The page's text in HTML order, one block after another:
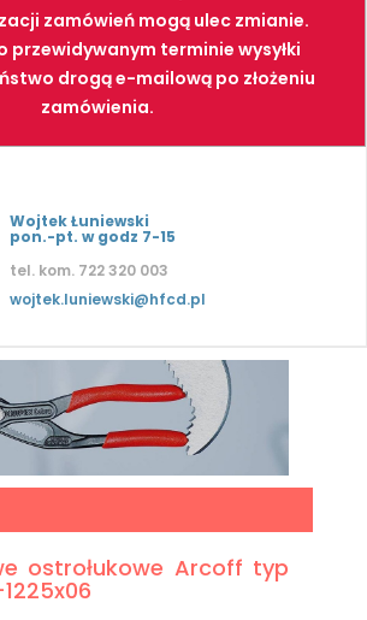
PNEUMATYKA
zamówień mogą ulec zmianie.
przewidywanym terminie wysyłki
drogą e-mailową po złożeniu
zamówienia.
Wojtek Łuniewski
pon.-pt. w godz 7-15
tel. kom. 722 320 003
wojtek.luniewski@hfcd.pl
ostrołukowe Arcoff typ